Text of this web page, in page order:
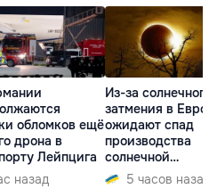
обломков ещё
дрона в
Лейпцига
назад
Из-за солнечного
затмения в
ожидают спад
производства
солнечной
электроэнергии
5 часов назад